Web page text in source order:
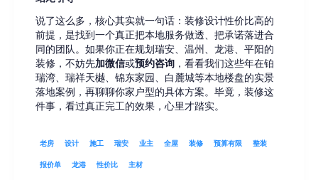
说了这么多，核心其实就一句话：装修设计性价比高的
前提，是找到一个真正把本地服务做透、把承诺落进合
同的团队。如果你正在规划瑞安、温州、龙港、平阳的
装修，不妨先加微信或预约咨询 ，看看我们这些年在铂
瑞湾、瑞祥天樾、锦东家园、白麓城等本地楼盘的实景
落地案例，再聊聊你家户型的具体方案。毕竟，装修这
件事，看过真正完工的效果，心里才踏实。
老房 设计 施工 瑞安 业主 全屋 装修 预算有限 整装
报价单 龙港 性价比 主材